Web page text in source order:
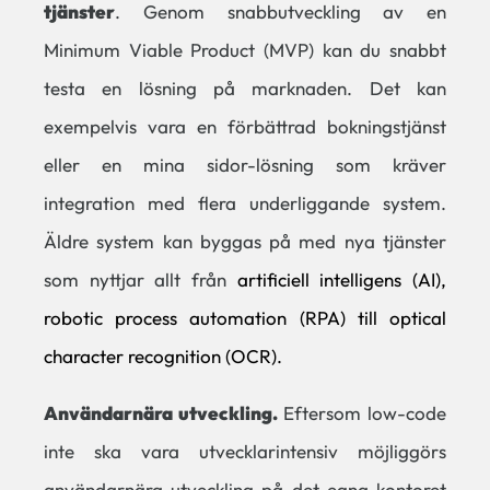
tjänster. Genom snabbutveckling av en
Minimum Viable Product (MVP) kan du snabbt
testa en lösning på marknaden. Det kan
exempelvis vara en förbättrad bokningstjänst
eller en mina sidor-lösning som kräver
integration med flera underliggande system.
Äldre system kan byggas på med nya tjänster
som nyttjar allt från artificiell intelligens (AI),
robotic process automation (RPA) till optical
character recognition (OCR).
Användarnära utveckling. Eftersom low-code
inte ska vara utvecklarintensiv möjliggörs